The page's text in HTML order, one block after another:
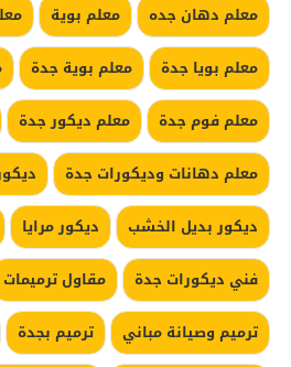
معلم دهان جده
معلم بوية
معلم بويا جدة
معلم بوية جدة
معلم فوم جدة
معلم ديكور جدة
معلم دهانات وديكورات جدة
ديكور بديل الخشب
ديكور مرايا
فني ديكورات جدة
مقاول ترميمات
ترميم وصيانة مباني
ترميم بجدة